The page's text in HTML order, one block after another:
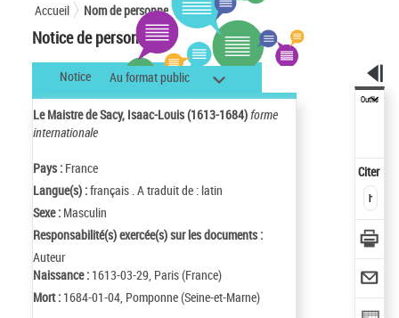
Accueil Nom de personne
Notice de personne
Notice Au format public
Le Maistre de Sacy, Isaac-Louis (1613-1684)forme
internationale
Pays : France
Langue(s) :français . A traduit de : latin
Sexe : Masculin
Responsabilité(s) exercée(s) sur les documents :
Auteur
Naissance : 1613-03-29, Paris (France)
Mort : 1684-01-04, Pomponne (Seine-et-Marne)
Outils
Citer